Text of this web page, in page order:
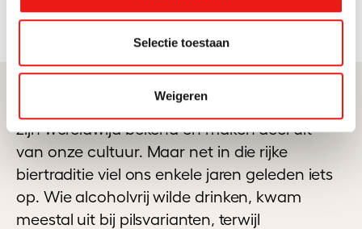
Selectie toestaan
Weigeren
België is een bierland. Onze speciaalbieren
zijn wereldwijd bekend en maken deel uit
van onze cultuur. Maar net in die rijke
biertraditie viel ons enkele jaren geleden iets
op. Wie alcoholvrij wilde drinken, kwam
meestal uit bij pilsvarianten, terwijl